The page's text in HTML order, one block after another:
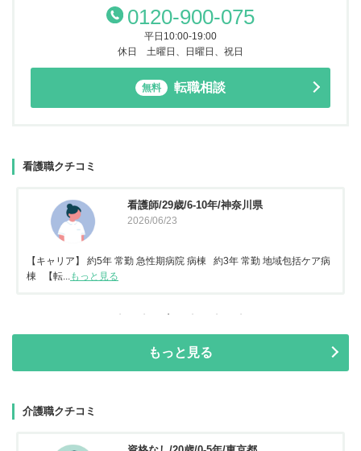
0120-900-075
平日10:00-19:00
休日 土曜日、日曜日、祝日
無料 転職相談
看護職クチコミ
看護師/29歳/6-10年/神奈川県
2026/06/23
【キャリア】 約5年 常勤 急性期病院 病棟 約3年 常勤 地域包括ケア病
棟 【転...もっと見る
もっと見る
介護職クチコミ